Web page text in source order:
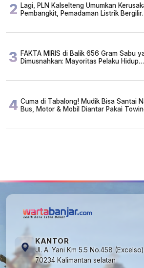
2 Lagi, PLN Kalselteng Umumkan
Pembangkit, Pemadaman Listrik Bergilir
3 FAKTA MIRIS di Balik 656 Gram Sabu
Dimusnahkan: Mayoritas Pelaku Hidup
4 Cuma di Tabalong! Mudik Bisa Santai
Bus, Motor & Mobil Diantar Pakai
KANTOR
Jl. A. Yani Km 5.5 No.458
70234 Kalimantan selatan